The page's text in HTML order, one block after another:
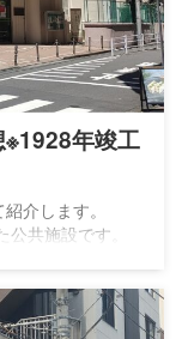
年竣工
介します。
共施設です。